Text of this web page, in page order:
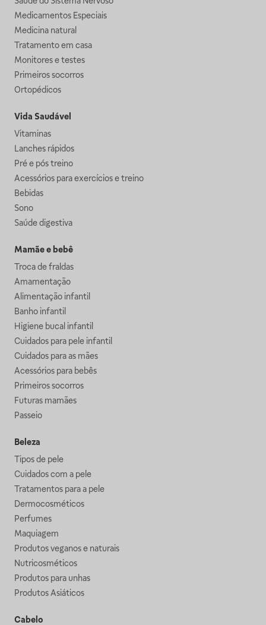
Medicamentos Especiais
Medicina natural
Tratamento em casa
Monitores e testes
Primeiros socorros
Ortopédicos
Vida Saudável
Vitaminas
Lanches rápidos
Pré e pós treino
Acessórios para exercícios e treino
Bebidas
Sono
Saúde digestiva
Mamãe e bebê
Troca de fraldas
Amamentação
Alimentação infantil
Banho infantil
Higiene bucal infantil
Cuidados para pele infantil
Cuidados para as mães
Acessórios para bebês
Primeiros socorros
Futuras mamães
Passeio
Beleza
Tipos de pele
Cuidados com a pele
Tratamentos para a pele
Dermocosméticos
Perfumes
Maquiagem
Produtos veganos e naturais
Nutricosméticos
Produtos para unhas
Produtos Asiáticos
Cabelo